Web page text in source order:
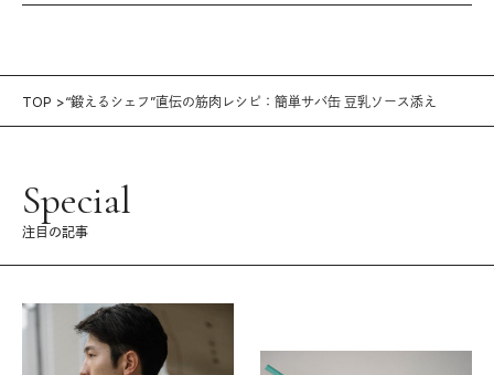
TOP “鍛えるシェフ”直伝の筋肉レシピ：簡単サバ缶 豆乳ソース添え
Special
注目の記事